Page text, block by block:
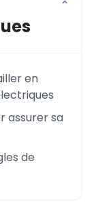
en
assurer sa
de